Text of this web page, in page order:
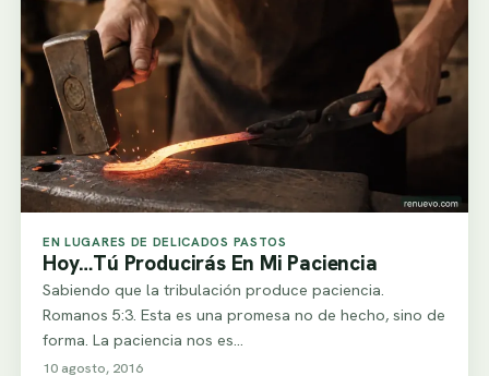
EN LUGARES DE DELICADOS PASTOS
Hoy…Tú Producirás En Mi Paciencia
Sabiendo que la tribulación produce paciencia.
Romanos 5:3. Esta es una promesa no de hecho, sino de
forma. La paciencia nos es…
10 agosto, 2016